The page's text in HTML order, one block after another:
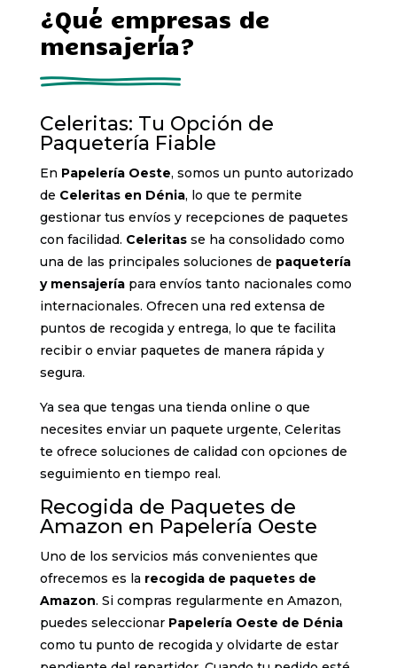
¿Qué empresas de
mensajería?
Celeritas: Tu Opción de
Paquetería Fiable
En Papelería Oeste, somos un punto autorizado
de Celeritas en Dénia, lo que te permite
gestionar tus envíos y recepciones de paquetes
con facilidad. Celeritasse ha consolidado como
una de las principales soluciones de paquetería
y mensajeríapara envíos tanto nacionales como
internacionales. Ofrecen una red extensa de
puntos de recogida y entrega, lo que te facilita
recibir o enviar paquetes de manera rápida y
segura.
Ya sea que tengas una tienda online o que
necesites enviar un paquete urgente, Celeritas
te ofrece soluciones de calidad con opciones de
seguimiento en tiempo real.
Recogida de Paquetes de
Amazon en Papelería Oeste
Uno de los servicios más convenientes que
ofrecemos es la recogida de paquetes de
Amazon. Si compras regularmente en Amazon,
puedes seleccionar Papelería Oeste de Dénia
como tu punto de recogida y olvidarte de estar